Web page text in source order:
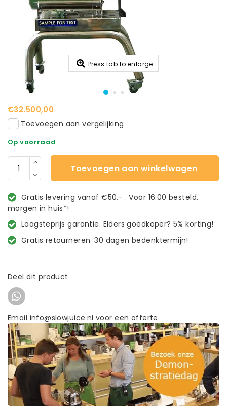
Press tab to enlarge
€32.500,00
Toevoegen aan vergelijking
Op voorraad
Toevoegen aan winkelwagen
Gratis levering vanaf €50,- . Voor 16:00 besteld,
morgen in huis*!
Laagsteprijs garantie. Elders goedkoper? 5% korting!
Gratis retourneren. 30 dagen bedenktermijn!
Deel dit product
Email info@slowjuice.nl voor een offerte.